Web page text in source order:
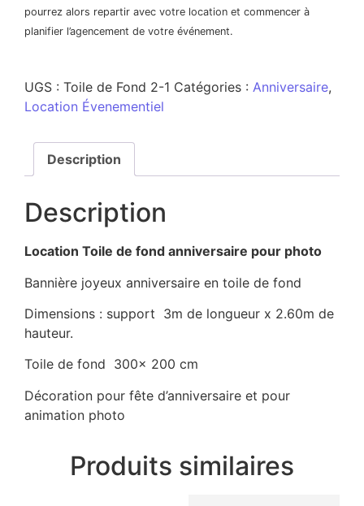
pourrez alors repartir avec votre location et commencer à
planifier l’agencement de votre événement.
UGS : Toile de Fond 2-1 Catégories : Anniversaire,
Location Évenementiel
Description
Description
Location Toile de fond anniversaire pour photo
Bannière joyeux anniversaire en toile de fond
Dimensions : support 3m de longueur x 2.60m de
hauteur.
Toile de fond 300x 200 cm
Décoration pour fête d’anniversaire et pour
animation photo
Produits similaires